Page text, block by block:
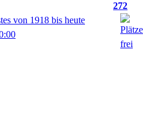
272
von 1918 bis heute